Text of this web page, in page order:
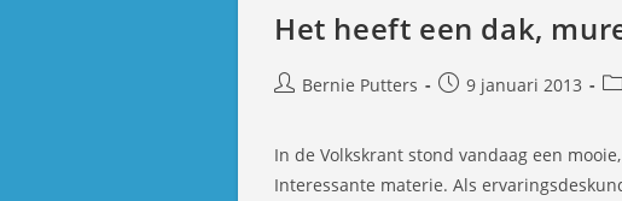
Het heeft een dak,
BerichtBernie Putters
Bericht9 januari 2013
In de Volkskrant stond vandaag een
Interessante materie. Als